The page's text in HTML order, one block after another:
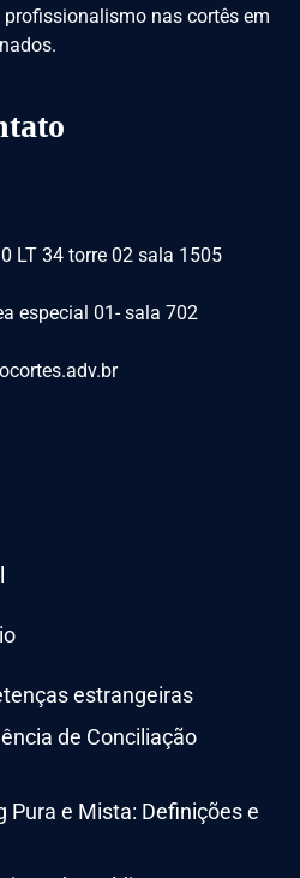
nas cortês em
LT 34 torre 02 sala 1505
especial 01- sala 702
estrangeiras
de Conciliação
Pura e Mista: Definições e